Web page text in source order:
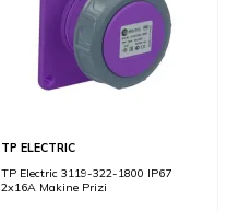
TP ELECTRIC
TP Electric 3119-322-1800 IP67
2x16A Makine Prizi